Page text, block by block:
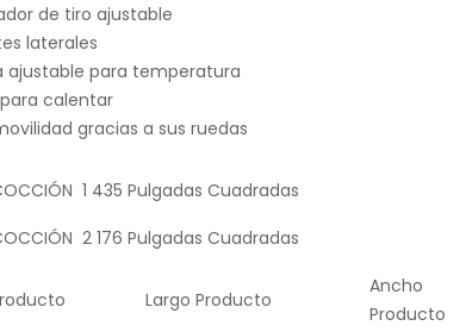
de tiro ajustable
laterales
ajustable para temperatura
para calentar
gracias a sus ruedas
1 435 Pulgadas Cuadradas
2 176 Pulgadas Cuadradas
Largo Producto
Ancho
Producto